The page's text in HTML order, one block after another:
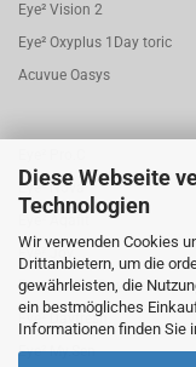
Diese Webseite
Technologien
Wir verwenden Cookies
Drittanbietern, um die
gewährleisten, die
ein bestmögliches
Informationen finden Sie
Eye² Vision 2
Eye² Oxyplus 1Day toric
Acuvue Oasys
Eye² Nova
Eye² Joy
Eye² Bio.F 1 Day torisch
Eye² Dayfresh
Eye² My.Sen